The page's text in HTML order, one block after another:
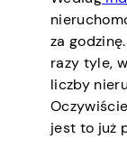
za
razy tyle,
liczby
jest to już